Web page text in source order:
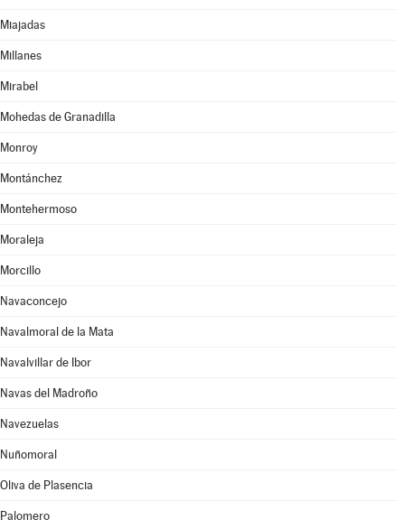
Miajadas
Millanes
Mirabel
Mohedas de Granadilla
Monroy
Montánchez
Montehermoso
Moraleja
Morcillo
Navaconcejo
Navalmoral de la Mata
Navalvillar de Ibor
Navas del Madroño
Navezuelas
Nuñomoral
Oliva de Plasencia
Palomero